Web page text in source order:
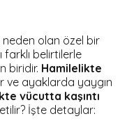
olan özel bir
belirtilerle
biridir. Hamilelikte
ve ayaklarda yaygın
vücutta kaşıntı
İşte detaylar: